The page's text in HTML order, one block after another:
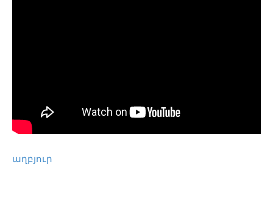
աղբյուր